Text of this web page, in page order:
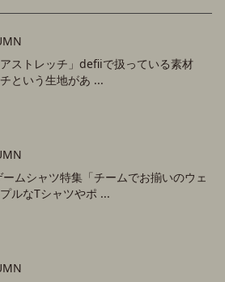
ストレッチ」defiiで扱っている素材
という生地があ ...
ムシャツ特集「チームでお揃いのウェ
ルなTシャツやポ ...